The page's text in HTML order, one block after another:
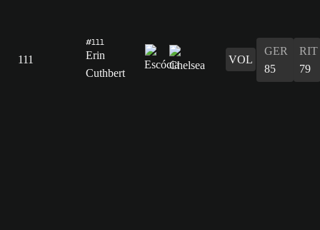
111
#111
Erin
Cuthbert
VOL
GER
85
RIT
79